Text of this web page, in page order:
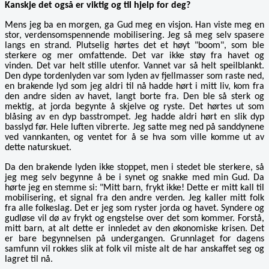
Kanskje det også er viktig og til hjelp for deg?
Mens jeg ba en morgen, ga Gud meg en visjon. Han viste meg en
stor, verdensomspennende mobilisering. Jeg så meg selv spasere
langs en strand. Plutselig hørtes det et høyt "boom", som ble
sterkere og mer omfattende. Det var ikke støy fra havet og
vinden. Det var helt stille utenfor. Vannet var så helt speilblankt.
Den dype tordenlyden var som lyden av fjellmasser som raste ned,
en brakende lyd som jeg aldri til nå hadde hørt i mitt liv, kom fra
den andre siden av havet, langt borte fra. Den ble så sterk og
mektig, at jorda begynte å skjelve og ryste. Det hørtes ut som
blåsing av en dyp basstrompet. Jeg hadde aldri hørt en slik dyp
basslyd før. Hele luften vibrerte. Jeg satte meg ned på sanddynene
ved vannkanten, og ventet for å se hva som ville komme ut av
dette naturskuet.
Da den brakende lyden ikke stoppet, men i stedet ble sterkere, så
jeg meg selv begynne å be i synet og snakke med min Gud. Da
hørte jeg en stemme si: "Mitt barn, frykt ikke! Dette er mitt kall til
mobilisering, et signal fra den andre verden. Jeg kaller mitt folk
fra alle folkeslag. Det er jeg som ryster jorda og havet. Syndere og
gudløse vil dø av frykt og engstelse over det som kommer. Forstå,
mitt barn, at alt dette er innledet av den økonomiske krisen. Det
er bare begynnelsen på undergangen. Grunnlaget for dagens
samfunn vil rokkes slik at folk vil miste alt de har anskaffet seg og
lagret til nå.